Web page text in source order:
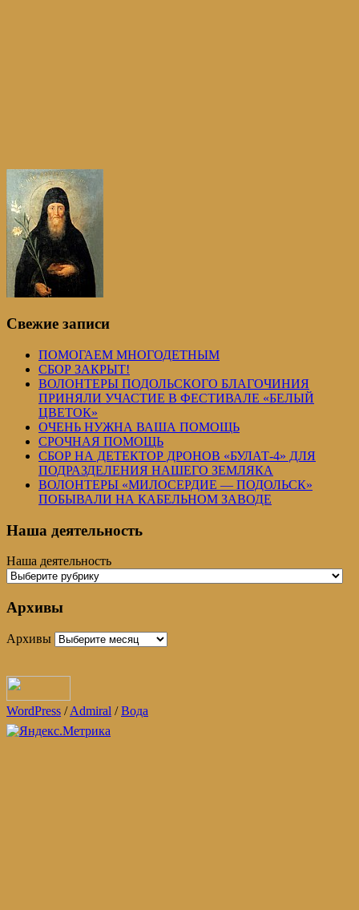
Свежие записи
ПОМОГАЕМ МНОГОДЕТНЫМ
СБОР ЗАКРЫТ!
ВОЛОНТЕРЫ ПОДОЛЬСКОГО БЛАГОЧИНИЯ
ПРИНЯЛИ УЧАСТИЕ В ФЕСТИВАЛЕ «БЕЛЫЙ
ЦВЕТОК»
ОЧЕНЬ НУЖНА ВАША ПОМОЩЬ
СРОЧНАЯ ПОМОЩЬ
СБОР НА ДЕТЕКТОР ДРОНОВ «БУЛАТ-4» ДЛЯ
ПОДРАЗДЕЛЕНИЯ НАШЕГО ЗЕМЛЯКА
ВОЛОНТЕРЫ «МИЛОСЕРДИЕ — ПОДОЛЬСК»
ПОБЫВАЛИ НА КАБЕЛЬНОМ ЗАВОДЕ
Наша деятельность
Наша деятельность
Архивы
Архивы
WordPress /Admiral /Вода